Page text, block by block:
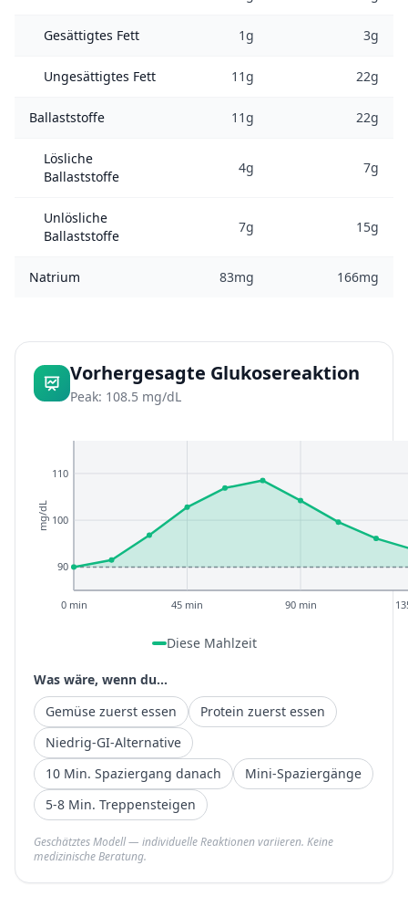
Gesättigtes Fett 1g 3g
Ungesättigtes Fett 11g 22g
Ballaststoffe 11g 22g
Lösliche
Ballaststoffe
4g 7g
Unlösliche
Ballaststoffe
7g 15g
Natrium 83mg 166mg
Vorhergesagte Glukosereaktion
Peak: 108.5 mg/dL
90
100
110
0 min 45 min 90 min
mg/dL
Diese Mahlzeit
Was wäre, wenn du...
Gemüse zuerst essen
Protein zuerst essen
Niedrig-GI-Alternative
10 Min. Spaziergang danach
Mini-Spaziergänge
5-8 Min. Treppensteigen
Geschätztes Modell — individuelle Reaktionen variieren. Keine
medizinische Beratung.